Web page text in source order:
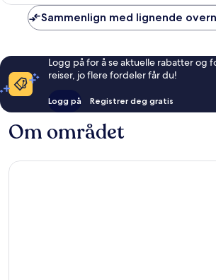
Sammenlign med lignende
Logg på for å se aktuelle rabatter og
reiser, jo flere fordeler får du!
Logg på Registrer deg gratis
Om området